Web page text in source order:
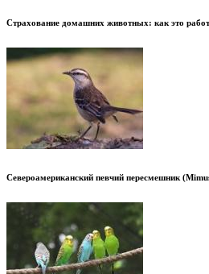
Страхование домашних животных: как это
Североамериканский певчий пересмешник